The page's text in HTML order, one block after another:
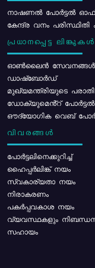
നാഷണൽ പോർട്ടൽ
കേന്ദ്ര വനം
പ്രധാനപ്പെട്ട ലിങ്കുകൾ
ഓൺലൈൻ സേവനങ്ങൾ
ഡാഷ്ബോർഡ്
മുഖ്യമന്ത്രിയുടെ പരാതി
ഡോക്യുമെൻ്റ് പോർട്ടൽ
ഔദ്യോഗിക വെബ്
വിവരങ്ങൾ
പോര്‍ട്ടലിനെക്കുറിച്ച്
ഹൈപ്പർലിങ്ക് നയം
സ്വകാര്യതാ നയം
നിരാകരണം
പകർപ്പവകാശ നയം
വ്യവസ്ഥകളും
സഹായം